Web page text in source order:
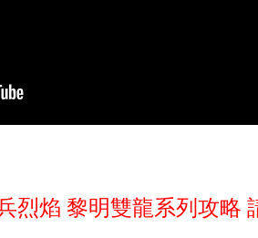
焰 黎明雙龍系列攻略